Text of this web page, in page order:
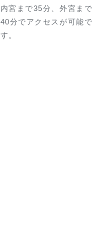
内宮まで35分、外宮まで
40分でアクセスが可能で
す。